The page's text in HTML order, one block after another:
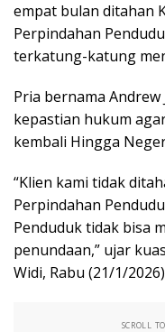
empat bulan ditahan
Perpindahan
terkatung-katung
Pria bernama
kepastian hukum
kembali Hingga
“Klien kami tidak
Perpindahan
Penduduk tidak bisa
penundaan,” ujar
Widi, Rabu (21/1/
SCROLL